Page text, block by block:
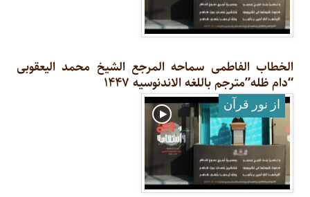
الخطاب الفاطمی سماحه المرجع الشیخ محمد الیعقوبی
“دام ظله”مترجم باللغه الاندنوسیه ۱۴۴۷
از نور قرآن